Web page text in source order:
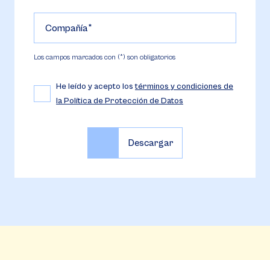
Compañía
Los campos marcados con (*) son obligatorios
He leído y acepto lostérminos y condiciones de
la Política de Protección de Datos